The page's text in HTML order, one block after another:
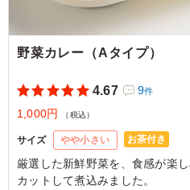
野菜カレー（Aタイプ）
4.67 9件
1,000円 （税込）
サイズ やや小さい お茶付き
厳選した新鮮野菜を、食感が楽
カットして煮込みました。